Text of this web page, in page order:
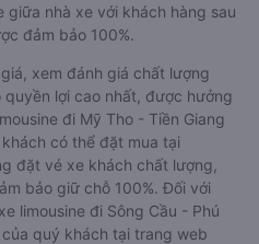
giữa nhà xe với khách hàng sau
đảm bảo 100%.
xem đánh giá chất lượng
lợi cao nhất, được hưởng
đi Mỹ Tho - Tiền Giang
có thể đặt mua tại
đặt vé xe khách chất lượng,
bảo giữ chỗ 100%. Đối với
limousine đi Sông Cầu - Phú
quý khách tại trang web